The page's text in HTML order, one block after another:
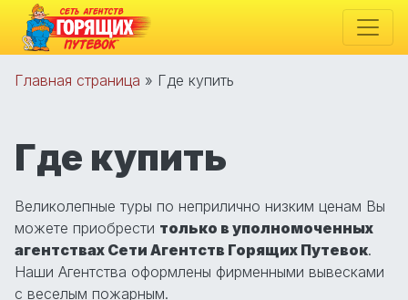
Главная страница » Где купить
Где купить
Великолепные туры по неприлично низким ценам Вы
можете приобрести только в уполномоченных
агентствах Сети Агентств Горящих Путевок.
Наши Агентства оформлены фирменными вывесками
с веселым пожарным.